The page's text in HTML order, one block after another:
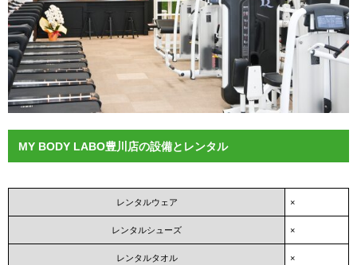
MY BODY LABO豊川店の設備とレンタル
レンタルウェア ×
レンタルシューズ ×
レンタルタオル ×